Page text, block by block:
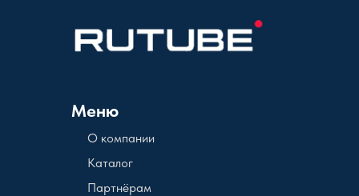
Меню
О компании
Каталог
Партнёрам